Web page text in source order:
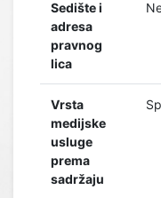
Sedište i
adresa
pravnog
lica
Vrsta
medijske
usluge
prema
sadržaju